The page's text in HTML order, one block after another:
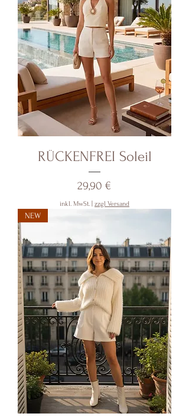
RÜCKENFREI Soleil
Preis
29,90 €
inkl. MwSt. zzgl Versand
NEW